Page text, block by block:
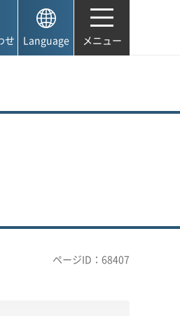
せ Language メニュー
ページID：68407